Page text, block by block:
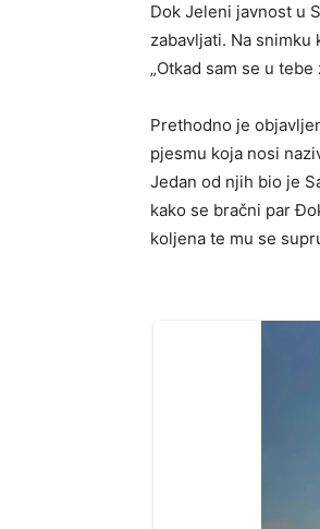
Dok Jeleni javnost u
zabavljati. Na
„Otkad sam se u tebe
Prethodno je
pjesmu koja nosi
Jedan od njih bio je
kako se bračni par
koljena te mu se